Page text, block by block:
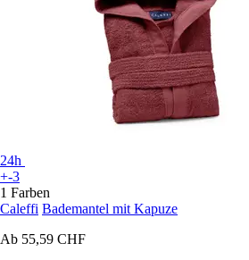
24h
+-3
1 Farben
Caleffi Bademantel mit Kapuze
Ab 55,59 CHF